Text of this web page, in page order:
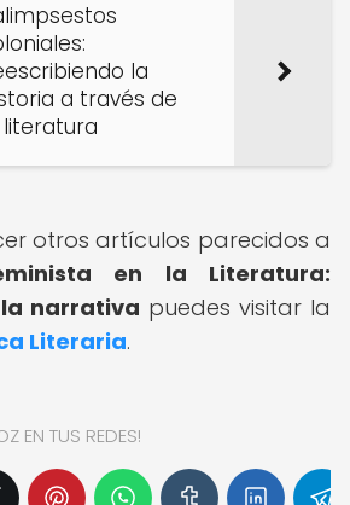
la
a través de
literatura
otros artículos parecidos a
en la Literatura:
narrativa puedes visitar la
Literaria.
EN TUS REDES!